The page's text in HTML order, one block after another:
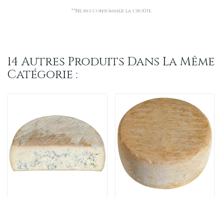
**Ne pas consommer la croûte
14 Autres Produits Dans La Même
Catégorie :